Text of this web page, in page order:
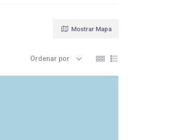
Mostrar Mapa
Ordenar por